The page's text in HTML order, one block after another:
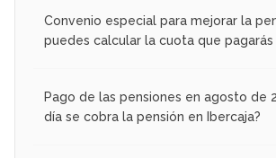
Convenio especial para mejorar la
puedes calcular la cuota que pagarás
Pago de las pensiones en agosto de
día se cobra la pensión en Ibercaja?